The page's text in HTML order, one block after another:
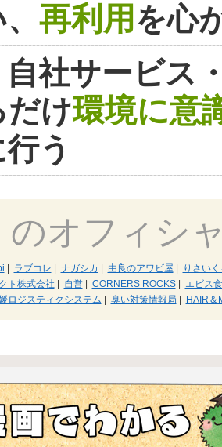
再利用を心
自社サービス
だけ環境に意
う
のオフィシ
ラブコレ ナガシカ 由良のアワビ屋
りさい
ト株式会社
自営| CORNERS ROCKS|
エビス
ロジスティクシステム
臭い対策情報局 HAIR